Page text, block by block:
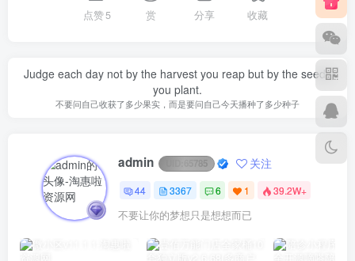
点赞5 赏 分享 收藏
Judge each day not by the harvest you reap but by the seeds
you plant.
不要问自己收获了多少果实，而是要问自己今天播种了多少种子
admin 65785 关注
44 3367 6 1 39.2W+
不要让你的梦想只是想想而已